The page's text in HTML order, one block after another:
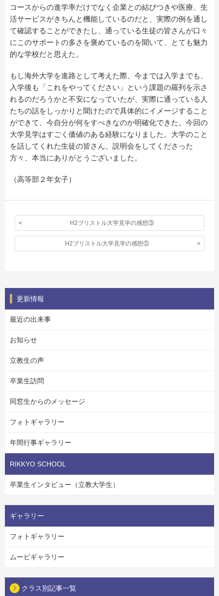
コースからの進学率だけでなく企業との結びつきや医療、生
活サービスがきちんと機能しているのだと、実際の例を通し
て確認することができたし、通っている生徒の皆さんが口々
にこのサポートの多さを褒めているのを聞いて、とても魅力
的な学校だと思えた。
もし海外大学を進路として考えた際、今までは入学までも、
入学後も「これをやってください」という課題の羅列を示さ
れるのだろうかと不安になっていたが、実際に通っている人
たちの話をしっかりと聞けたので具体的にイメージすること
ができて、今自分が何をすべきなのか明確化できた。今回の
大学見学はすごく価値のある経験になりました。大学のこと
を話してくれた生徒の皆さん、説明会をしてくださった
方々、本当にありがとうございました。
（高等部２年女子）
H2ブリストル大学見学の感想③
H2ブリストル大学見学の感想⑤
更新情報
最近の出来事
お知らせ
立教生の声
卒業生訪問
同窓生からのメッセージ
フォトギャラリー
年間行事ギャラリー
RIKKYO SCHOOL
卒業生インタビュー（立教大学生）
ギャラリー
フォトギャラリー
ムービギャラリー
クラス別記事一覧